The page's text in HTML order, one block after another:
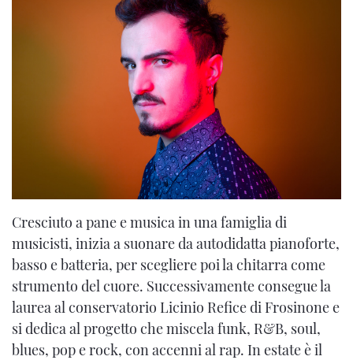
Cresciuto a pane e musica in una famiglia di
musicisti, inizia a suonare da autodidatta pianoforte,
basso e batteria, per scegliere poi la chitarra come
strumento del cuore. Successivamente consegue la
laurea al conservatorio Licinio Refice di Frosinone e
si dedica al progetto che miscela funk, R&B, soul,
blues, pop e rock, con accenni al rap. In estate è il